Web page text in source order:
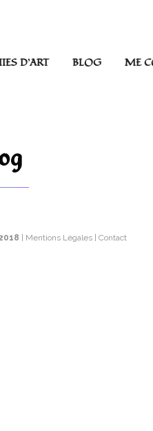
D’ART BLOG ME
| Mentions Légales | Contact